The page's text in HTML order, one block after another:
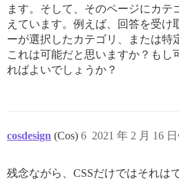
ます。そして、そのページにカテ
えています。例えば、回答を受け
ーが選択したカテゴリ、または特
これは可能だと思いますか？もし
ればよいでしょうか？
cosdesign (Cos) 2021 年 2 月 16
6
残念ながら、CSSだけではそれは